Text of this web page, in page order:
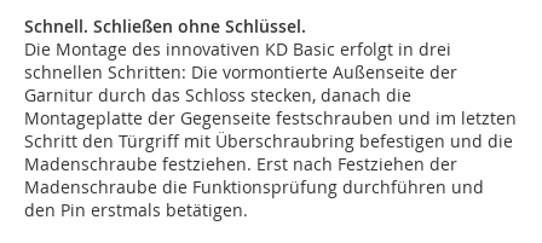
Schnell. Schließen ohne Schlüssel.
Die Montage des innovativen KD Basic erfolgt in drei
schnellen Schritten: Die vormontierte Außenseite der
Garnitur durch das Schloss stecken, danach die
Montageplatte der Gegenseite festschrauben und im letzten
Schritt den Türgriff mit Überschraubring befestigen und die
Madenschraube festziehen. Erst nach Festziehen der
Madenschraube die Funktionsprüfung durchführen und
den Pin erstmals betätigen.